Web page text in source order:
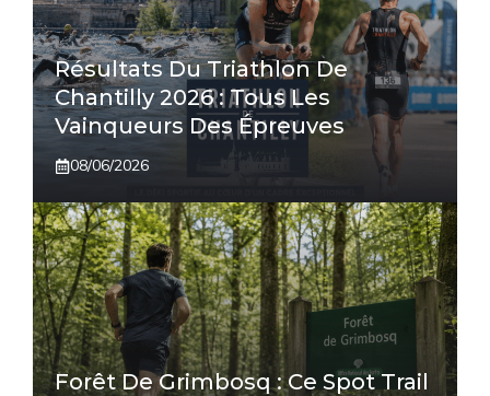
Résultats Du Triathlon De
Chantilly 2026 : Tous Les
Vainqueurs Des Épreuves
08/06/2026
Forêt De Grimbosq : Ce Spot Trail